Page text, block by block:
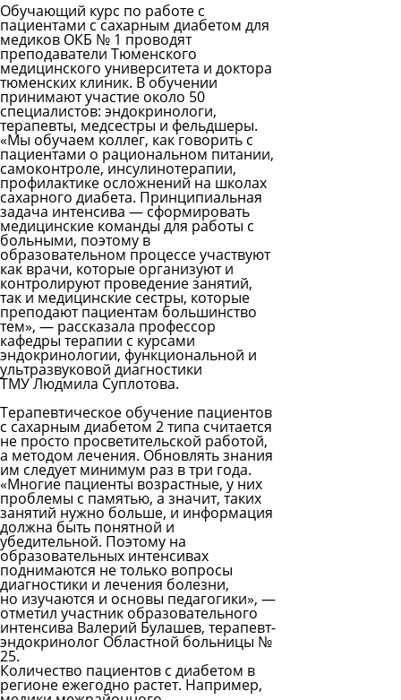
Обучающий курс по работе с
пациентами с сахарным диабетом для
медиков ОКБ № 1 проводят
преподаватели Тюменского
медицинского университета и доктора
тюменских клиник. В обучении
принимают участие около 50
специалистов: эндокринологи,
терапевты, медсестры и фельдшеры.
«Мы обучаем коллег, как говорить с
пациентами о рациональном питании,
самоконтроле, инсулинотерапии,
профилактике осложнений на школах
сахарного диабета. Принципиальная
задача интенсива — сформировать
медицинские команды для работы с
больными, поэтому в
образовательном процессе участвуют
как врачи, которые организуют и
контролируют проведение занятий,
так и медицинские сестры, которые
преподают пациентам большинство
тем», — рассказала профессор
кафедры терапии с курсами
эндокринологии, функциональной и
ультразвуковой диагностики
ТМУЛюдмила Суплотова.
Терапевтическое обучение пациентов
с сахарным диабетом 2 типа считается
не просто просветительской работой,
а методом лечения. Обновлять знания
им следует минимум раз в три года.
«Многие пациенты возрастные, у них
проблемы с памятью, а значит, таких
занятий нужно больше, и информация
должна быть понятной и
убедительной. Поэтому на
образовательных интенсивах
поднимаются не только вопросы
диагностики и лечения болезни,
но изучаются и основы педагогики», —
отметил участник образовательного
интенсива Валерий Булашев, терапевт-
эндокринолог Областной больницы №
25.
Количество пациентов с диабетом в
регионе ежегодно растет. Например,